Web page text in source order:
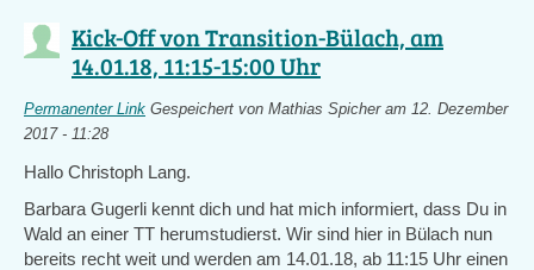
Kick-Off von Transition-Bülach, am
14.01.18, 11:15-15:00 Uhr
Permanenter Link Gespeichert von Mathias Spicheram 12. Dezember
2017 - 11:28
Hallo Christoph Lang.
Barbara Gugerli kennt dich und hat mich informiert, dass Du in
Wald an einer TT herumstudierst. Wir sind hier in Bülach nun
bereits recht weit und werden am 14.01.18, ab 11:15 Uhr einen